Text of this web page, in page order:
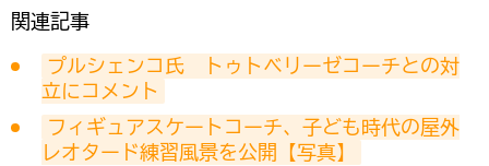
関連記事
プルシェンコ氏　トゥトベリーゼコーチとの対
立にコメント
フィギュアスケートコーチ、子ども時代の屋外
レオタード練習風景を公開【写真】